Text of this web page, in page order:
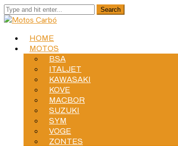
HOME
MOTOS
BSA
ITALJET
KAWASAKI
KOVE
MACBOR
SUZUKI
SYM
VOGE
ZONTES